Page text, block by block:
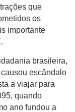
que
os
importante
brasileira,
escândalo
a viajar para
quando
ano fundou a